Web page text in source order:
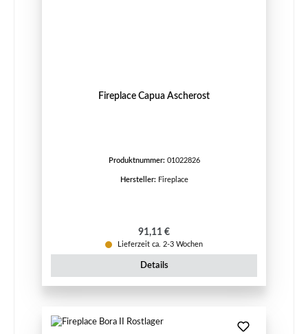
Fireplace Capua Ascherost
Produktnummer: 01022826
Hersteller: Fireplace
Regulärer Preis:
91,11 €
Lieferzeit ca. 2-3 Wochen
Details